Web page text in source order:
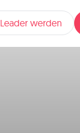
werden